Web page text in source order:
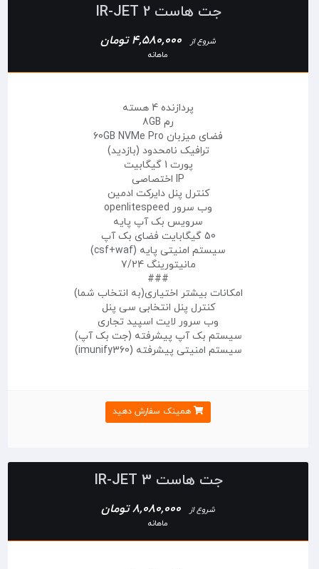
جت هاست IR-JET 2
شروع از 4,580,000 تومان
ماهانه
پردازنده 4 هسته
رم 8GB
فضای میزبان 60GB NVMe Pro
ترافیک نامحدود (بازدید)
پورت 1 گیگابیت
IP اختصاصی
کنترل پنل دایرکت ادمین
وب سرور openlitespeed
سرویس بک آپ پایه
50 گیگابایت فضای بک آپ
سیستم امنیتی پایه (csf+waf)
مانیتورینگ 7/24
###
امکانات بیشتر اختیاری(به انتخاب شما)
کنترل پنل انتخابی سی پنل
وب سرور لایت اسپید تجاری
سیستم بک آپ پیشرفته (جت بک آپ)
سیستم امنیتی پیشرفته (imunify360)
همینک سفارش دهید
جت هاست IR-JET 3
شروع از 8,080,000 تومان
ماهانه